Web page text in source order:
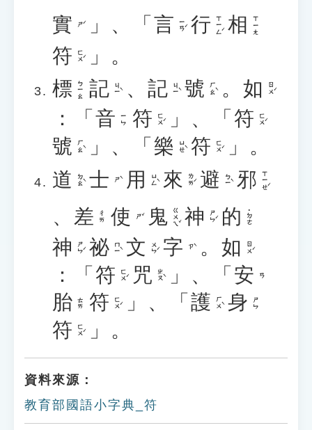
實 ㄕˊ 」、「 言 ㄧㄢˊ 行 ㄒㄧㄥˊ 相 ㄒㄧㄤ
符 ㄈㄨˊ
」。
標 ㄅㄧㄠ 記 ㄐㄧˋ 、 記 ㄐㄧˋ 號 ㄏㄠˋ 。 如 ㄖㄨˊ
：「 音 ㄧㄣ 符 ㄈㄨˊ 」、「 符 ㄈㄨˊ
號 ㄏㄠˋ 」、「 樂 ㄩㄝˋ 符 ㄈㄨˊ
」。
道 ㄉㄠˋ 士 ㄕˋ 用 ㄩㄥˋ 來 ㄌㄞˊ 避 ㄅㄧˋ 邪 ㄒㄧㄝˊ
、 差 ㄔㄞ 使 ㄕˇ 鬼 ㄍㄨㄟˇ 神 ㄕㄣˊ 的 ˙ㄉㄜ
神 ㄕㄣˊ 祕 ㄇㄧˋ 文 ㄨㄣˊ 字 ㄗˋ 。 如 ㄖㄨˊ
：「 符 ㄈㄨˊ 咒 ㄓㄡˋ 」、「 安 ㄢ
胎 ㄊㄞ 符 ㄈㄨˊ 」、「 護 ㄏㄨˋ 身 ㄕㄣ
符 ㄈㄨˊ 」。
資料來源：
教育部國語小字典_符